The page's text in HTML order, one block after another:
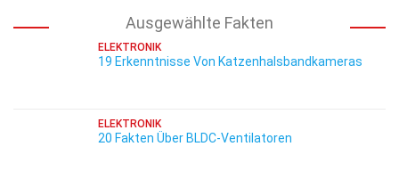
Ausgewählte Fakten
ELEKTRONIK
19 Erkenntnisse Von Katzenhalsbandkameras
ELEKTRONIK
20 Fakten Über BLDC-Ventilatoren